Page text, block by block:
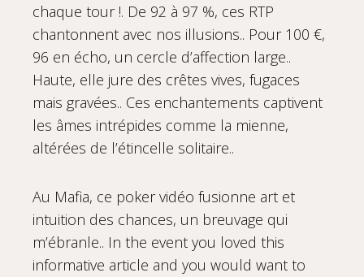
chaque tour !. De 92 à 97 %, ces RTP
chantonnent avec nos illusions.. Pour 100 €,
96 en écho, un cercle d’affection large..
Haute, elle jure des crêtes vives, fugaces
mais gravées.. Ces enchantements captivent
les âmes intrépides comme la mienne,
altérées de l’étincelle solitaire..
Au Mafia, ce poker vidéo fusionne art et
intuition des chances, un breuvage qui
m’ébranle.. In the event you loved this
informative article and you would want to